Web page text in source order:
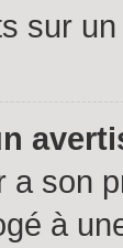
sur
a son
à